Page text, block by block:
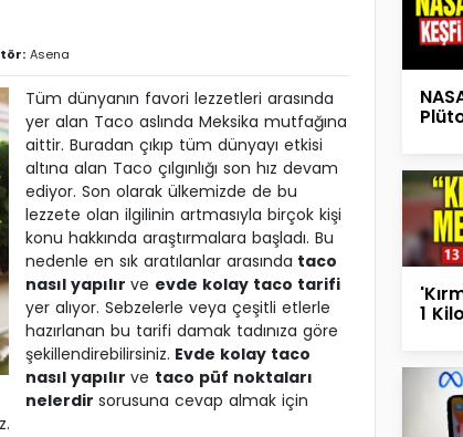
Asena
Tüm dünyanın favori lezzetleri arasında
yer alan Taco aslında Meksika mutfağına
aittir. Buradan çıkıp tüm dünyayı etkisi
altına alan Taco çılgınlığı son hız devam
ediyor. Son olarak ülkemizde de bu
lezzete olan ilgilinin artmasıyla birçok kişi
konu hakkında araştırmalara başladı. Bu
nedenle en sık aratılanlar arasında taco
nasıl yapılır ve evde kolay taco tarifi
yer alıyor. Sebzelerle veya çeşitli etlerle
hazırlanan bu tarifi damak tadınıza göre
şekillendirebilirsiniz. Evde kolay taco
nasıl yapılır ve taco püf noktaları
nelerdir sorusuna cevap almak için
1